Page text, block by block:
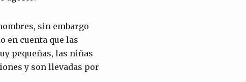
sin embargo
en cuenta que las
pequeñas, las niñas
y son llevadas por